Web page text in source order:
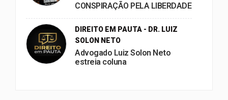
CONSPIRAÇÃO PELA LIBERDADE
DIREITO EM PAUTA - DR. LUIZ
SOLON NETO
Advogado Luiz Solon Neto
estreia coluna